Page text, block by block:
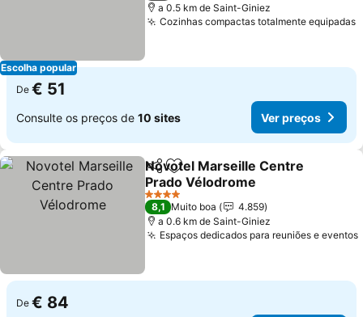
Escolha popular
a 0.5 km de Saint-Giniez
Cozinhas compactas totalmente equipadas
De € 51
Consulte os preços de 10 sites Ver preços
PartilharAdicionar aos favoritos
Novotel Marseille Centre
Prado Vélodrome
4 Estrelas
8,1 Muito boa
4.859
a 0.6 km de Saint-Giniez
Espaços dedicados para reuniões e eventos
De € 84